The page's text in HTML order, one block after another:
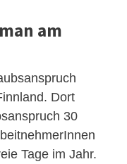
am
Dort
30
Tage im Jahr.